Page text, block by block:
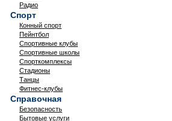
Радио
Спорт
Конный спорт
Пейнтбол
Спортивные клубы
Спортивные школы
Спорткомплексы
Стадионы
Танцы
Фитнес-клубы
Справочная
Безопасность
Бытовые услуги